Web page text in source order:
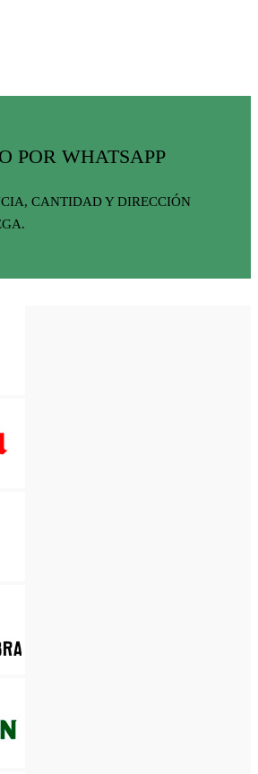
POR WHATSAPP
CANTIDAD Y DIRECCIÓN